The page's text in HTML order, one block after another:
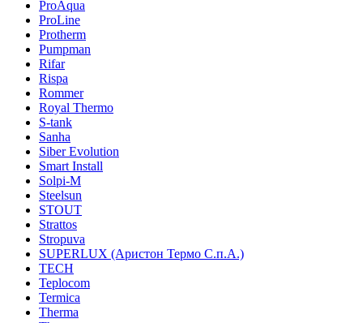
ProAqua
ProLine
Protherm
Pumpman
Rifar
Rispa
Rommer
Royal Thermo
S-tank
Sanha
Siber Evolution
Smart Install
Solpi-M
Steelsun
STOUT
Strattos
Stropuva
SUPERLUX (Аристон Термо С.п.А.)
TECH
Teplocom
Termica
Therma